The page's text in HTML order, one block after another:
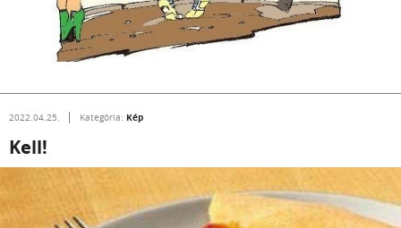
2022.04.25. Kategória: Kép
Kell!